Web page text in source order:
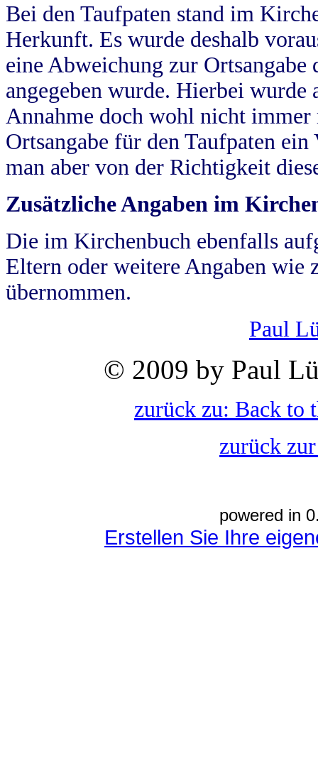
Bei den Taufpaten stand im
Herkunft. Es wurde deshalb
eine Abweichung zur
angegeben wurde. Hierbei wurde
Annahme doch wohl nicht
Ortsangabe für den Taufpaten
man aber von der Richtigkeit
Zusätzliche Angaben im
Die im Kirchenbuch ebenfalls
Eltern oder weitere Angaben wie
übernommen.
Paul
© 2009 by Paul
zurück zu: Back to
zurück
powered in
Erstellen Sie Ihre